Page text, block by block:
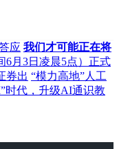
应 我们才可能正在将
6月3日凌晨5点）正式
券出 “模力高地”人工
时代，升级AI通识教